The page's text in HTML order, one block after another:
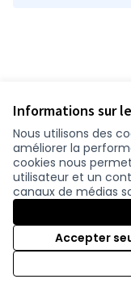
Informations sur
Nous utilisons des
améliorer la
cookies nous
utilisateur et un
canaux de médias
Accepter
Conditions
Paramètres des
participer.loire-
(Nouvelle fenêtre)
participer.loire-
(Nouvelle(Nouvelle
Site réalisé grâce au